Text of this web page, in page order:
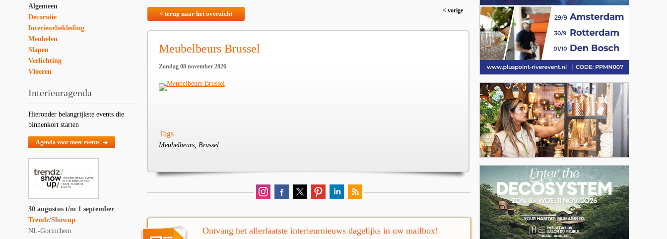
Algemeen
Decoratie
Interieurbekleding
Meubelen
Slapen
Verlichting
Vloeren
Interieuragenda
Hieronder belangrijkste events die
binnenkort starten
Agenda voor meer events ➔
30 augustus t/m 1 september
Trendz/Showup
NL-Gorinchem
< terug naar het overzicht < vorige
Meubelbeurs Brussel
Zondag 08 november 2026
Tags
Meubelbeurs, Brussel
Ontvang het allerlaatste interieurnieuws dagelijks in uw mailbox!